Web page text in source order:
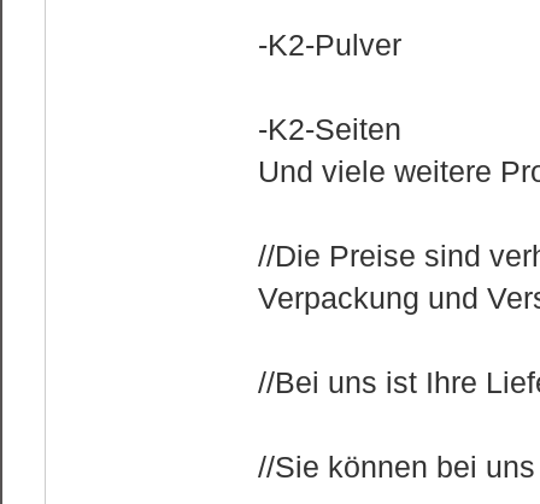
-K2-Pulver
-K2-Seiten
Und viele weitere
//Die Preise sind
Verpackung und
//Bei uns ist Ihre
//Sie können bei